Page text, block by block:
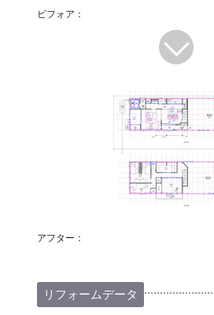
ビフォア：
アフター：
リフォームデータ